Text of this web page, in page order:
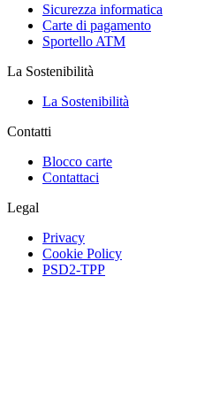
Sicurezza informatica
Carte di pagamento
Sportello ATM
La Sostenibilità
La Sostenibilità
Contatti
Blocco carte
Contattaci
Legal
Privacy
Cookie Policy
PSD2-TPP